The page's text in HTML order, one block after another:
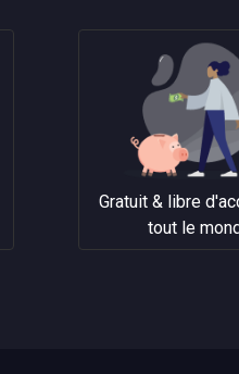
Gratuit & libre
tout le